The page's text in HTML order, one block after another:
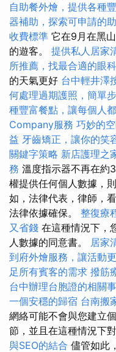
自助餐外燴，提供各種
器補助，探索可申請的
收費標準 它在9月在黑
的遊客。 提供私人居家
所推薦，找最合適的眼
的天氣更好 台中輕井澤
何處理過期護照，簡單
種豐富餐點，讓每個人
Company服務 巧妙的
益 牙齒矯正，讓你的笑
關鍵字策略 新店護理之
務 溫度指示器不再在約
權提供任何個人數據，
如，法律代表，律師，
法律依據確保。 整復療
又省錢 在這種情況下，
人數據的同意書。 居家
到府外燴服務，讓活動
足所有賓客的需求 撥筋
台中辦理台胞證的相關
一個安穩的歸宿 台南搬
網絡可能不會與您建立
節，並且在這種情況下
與SEO的結合 儘管如此